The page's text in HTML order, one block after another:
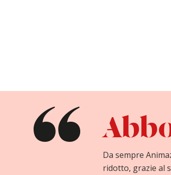
Da sempre
ridotto, grazie al